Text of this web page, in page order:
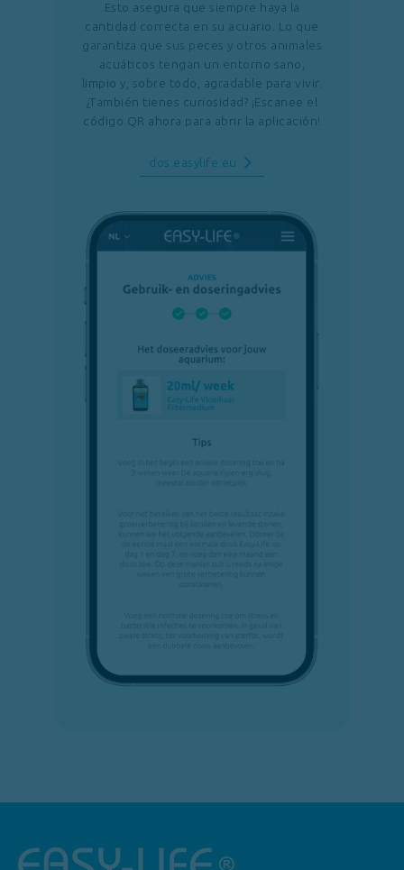
Esto asegura que siempre haya la
cantidad correcta en su acuario. Lo que
garantiza que sus peces y otros animales
acuáticos tengan un entorno sano,
limpio y, sobre todo, agradable para vivir.
¿También tienes curiosidad? ¡Escanee el
código QR ahora para abrir la aplicación!
dos.easylife.eu